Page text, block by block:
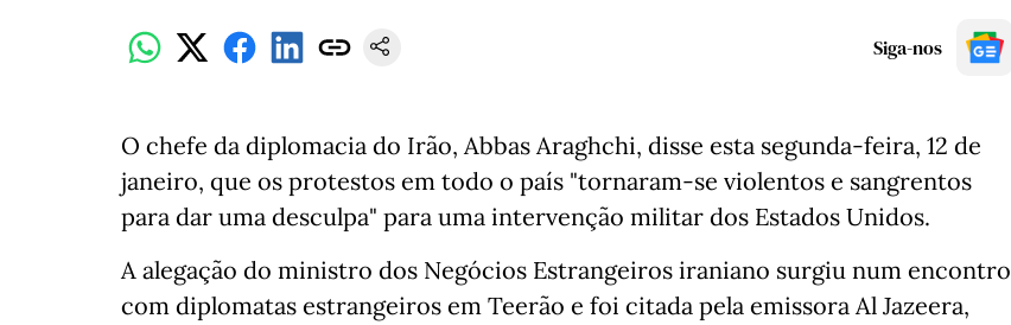
Siga-nos
O chefe da diplomacia do Irão, Abbas Araghchi, disse esta segunda-feira, 12 de
janeiro, que os protestos em todo o país "tornaram-se violentos e sangrentos
para dar uma desculpa" para uma intervenção militar dos Estados Unidos.
A alegação do ministro dos Negócios Estrangeiros iraniano surgiu num encontro
com diplomatas estrangeiros em Teerão e foi citada pela emissora Al Jazeera,